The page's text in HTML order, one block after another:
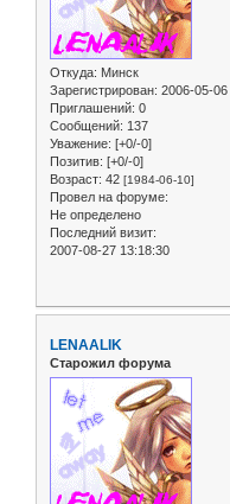
Откуда: Минск
Зарегистрирован: 2006-05-06
Приглашений: 0
Сообщений: 137
Уважение: [+0/-0]
Позитив: [+0/-0]
Возраст: 42 [1984-06-10]
Провел на форуме:
Не определено
Последний визит:
2007-08-27 13:18:30
LENAALIK
Старожил форума